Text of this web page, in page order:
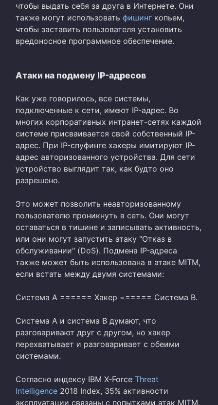
чтобы выдать себя за друга в Интернете. Они
также могут использовать фишинг копьем,
чтобы заставить пользователя установить
вредоносное программное обеспечение.
Атаки на подмену IP-адресов
Как уже говорилось, все системы,
подключенные к сети, имеют IP-адрес. Во
многих корпоративных интранет-сетях каждой
системе присваивается свой собственный IP-
адрес. При IP-спуфинге хакеры имитируют IP-
адрес авторизованного устройства. Для сети
устройство выглядит так, как будто оно
разрешено.
Это может позволить неавторизованному
пользователю проникнуть в сеть. Они могут
оставаться в тишине и записывать активность,
или они могут запустить атаку "Отказ в
обслуживании" (DoS). Подмена IP-адреса
также может быть использована в атаке MITM,
если встать между двумя системами:
Система A ====== Хакер ====== Система B.
Система A и система B думают, что
разговаривают друг с другом, но хакер
перехватывает и разговаривает с обеими
системами.
Согласно индексу IBM X-Force Threat
Intelligence 2018 Index, 35% активности
эксплуатации связаны с попытками атак MITM.